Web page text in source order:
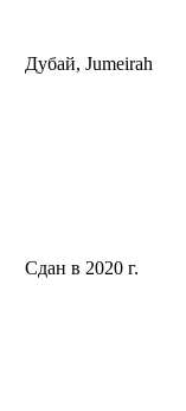
Дубай, Jumeirah
Сдан в 2020 г.